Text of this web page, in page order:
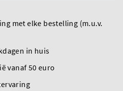
met elke bestelling (m.u.v.
in huis
vanaf 50 euro